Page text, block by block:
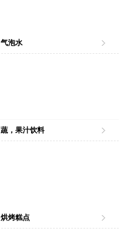
气泡水
蔬，果汁饮料
烘烤糕点